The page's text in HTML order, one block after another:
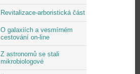
Revitalizace-arboristická část
O galaxiích a vesmírném
cestování on-line
Z astronomů se stali
mikrobiologové